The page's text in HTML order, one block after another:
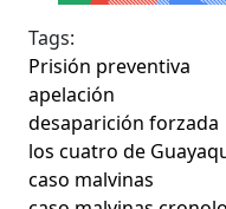
Tags:
Prisión preventiva
apelación
desaparición forzada
los cuatro de
caso malvinas